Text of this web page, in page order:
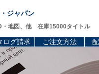
ジャパン
・地図、他 在庫15000タイトル
ログ請求 ご注文方法